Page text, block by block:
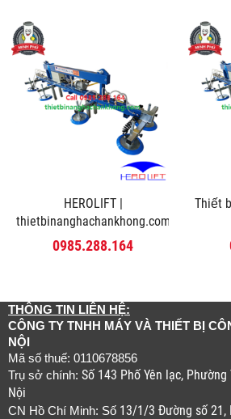
HEROLIFT |
thietbinanghachankhong.com
0985.288.164
Thiết
THÔNG TIN LIÊN HỆ:
CÔNG TY TNHH MÁY VÀ THIẾT BỊ
NỘI
Mã số thuế: 0110678856
Trụ sở chính: Số 143 Phố Yên lạc,
Nội
CN Hồ Chí Minh: Số 13/1/3 Đường số 21,